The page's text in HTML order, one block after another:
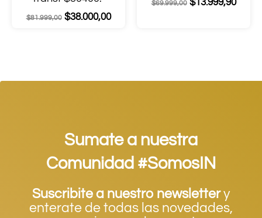
$81.999,00 $38.000,00
$69.999,00 $13.999,90
Sumate a nuestra
Comunidad #SomosIN
Suscribite a nuestro newslettery
enterate de todas las novedades,